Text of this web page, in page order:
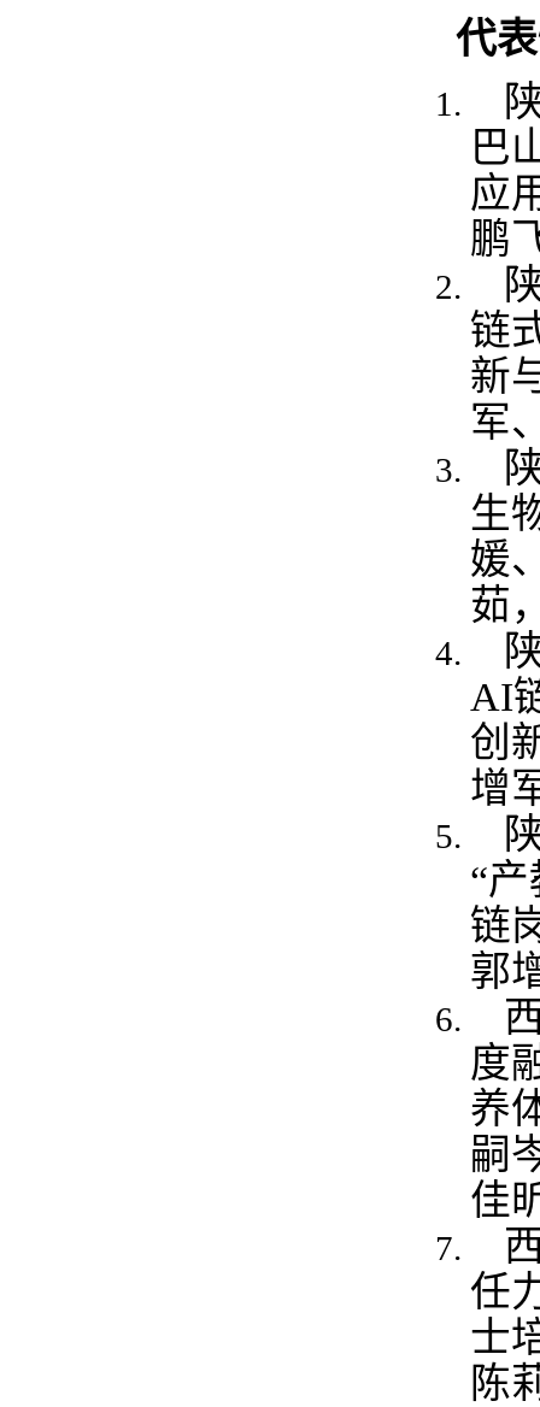
代
巴
应
鹏
链
新
军
生
媛
茹
AI
创
增
“
链
郭
度
养
嗣
佳
任
士
陈